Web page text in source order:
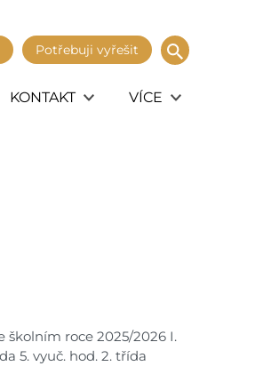
Potřebuji vyřešit
KONTAKT VÍCE
školním roce 2025/2026 I.
5. vyuč. hod. 2. třída